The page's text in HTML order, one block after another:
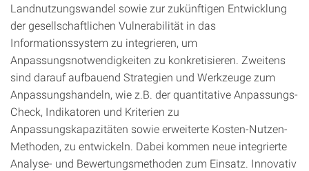
Landnutzungswandel sowie zur zukünftigen Entwicklung
der gesellschaftlichen Vulnerabilität in das
Informationssystem zu integrieren, um
Anpassungsnotwendigkeiten zu konkretisieren. Zweitens
sind darauf aufbauend Strategien und Werkzeuge zum
Anpassungshandeln, wie z.B. der quantitative Anpassungs-
Check, Indikatoren und Kriterien zu
Anpassungskapazitäten sowie erweiterte Kosten-Nutzen-
Methoden, zu entwickeln. Dabei kommen neue integrierte
Analyse- und Bewertungsmethoden zum Einsatz. Innovativ